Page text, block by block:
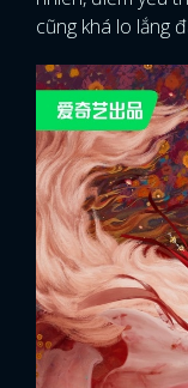
cũng khá lo lắng